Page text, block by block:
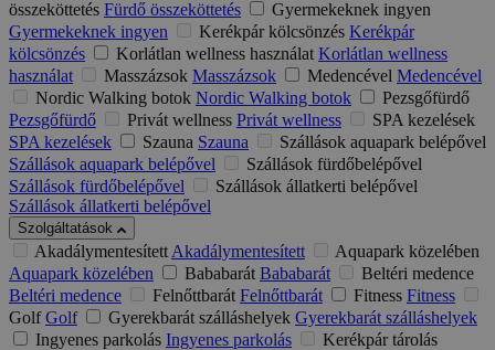
összeköttetés Fürdő összeköttetés
Gyermekeknek ingyen
Gyermekeknek ingyen
Kerékpár kölcsönzés Kerékpár
kölcsönzés
Korlátlan wellness használat Korlátlan wellness
használat
Masszázsok Masszázsok Medencével Medencével
Nordic Walking botok Nordic Walking botok
Pezsgőfürdő
Pezsgőfürdő
Privát wellness Privát wellness
SPA kezelések
SPA kezelések
Szauna Szauna
Szállások aquapark belépővel
Szállások aquapark belépővel
Szállások fürdőbelépővel
Szállások fürdőbelépővel
Szállások állatkerti belépővel
Szállások állatkerti belépővel
Szolgáltatások
AkadálymentesítettAkadálymentesített
Aquapark közelében
Aquapark közelében
Bababarát Bababarát
Beltéri medence
Beltéri medence
Felnőttbarát Felnőttbarát Fitness Fitness
Golf Golf Gyerekbarát szálláshelyek Gyerekbarát szálláshelyek
Ingyenes parkolás Ingyenes parkolás
Kerékpár tárolás